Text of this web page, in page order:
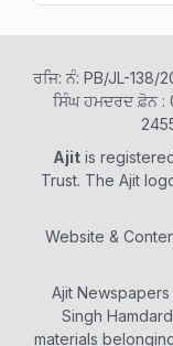
ਰਜਿ: ਨੰ: PB/JL-138/
ਸਿੰਘ ਹਮਦਰਦ ਫ਼ੋਨ :
Ajit is
Trust. The Ajit
Website &
Ajit
Singh
materials